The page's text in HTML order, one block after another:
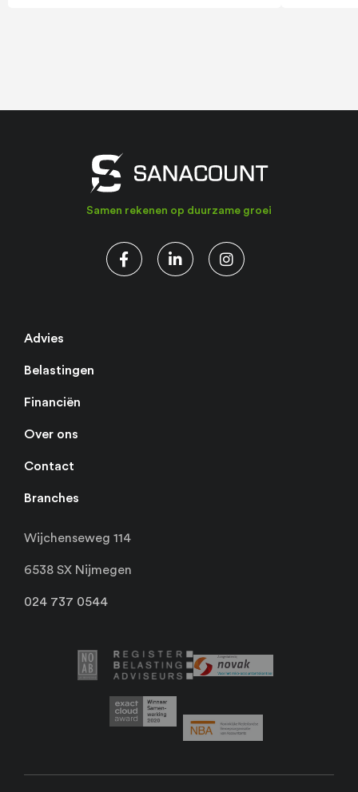
Samen rekenen op duurzame groei
Advies
Belastingen
Financiën
Over ons
Contact
Branches
Wijchenseweg 114
6538 SX Nijmegen
024 737 0544